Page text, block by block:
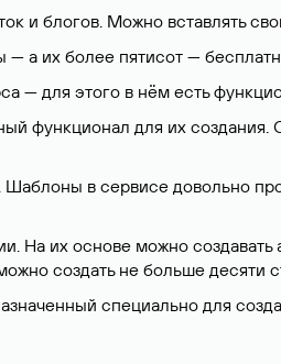
и блогов. Можно вставлять
— а их более пятисот —
— для этого в нём есть
функционал для их
в сервисе довольно
На их основе можно
создать не больше десяти
специально для